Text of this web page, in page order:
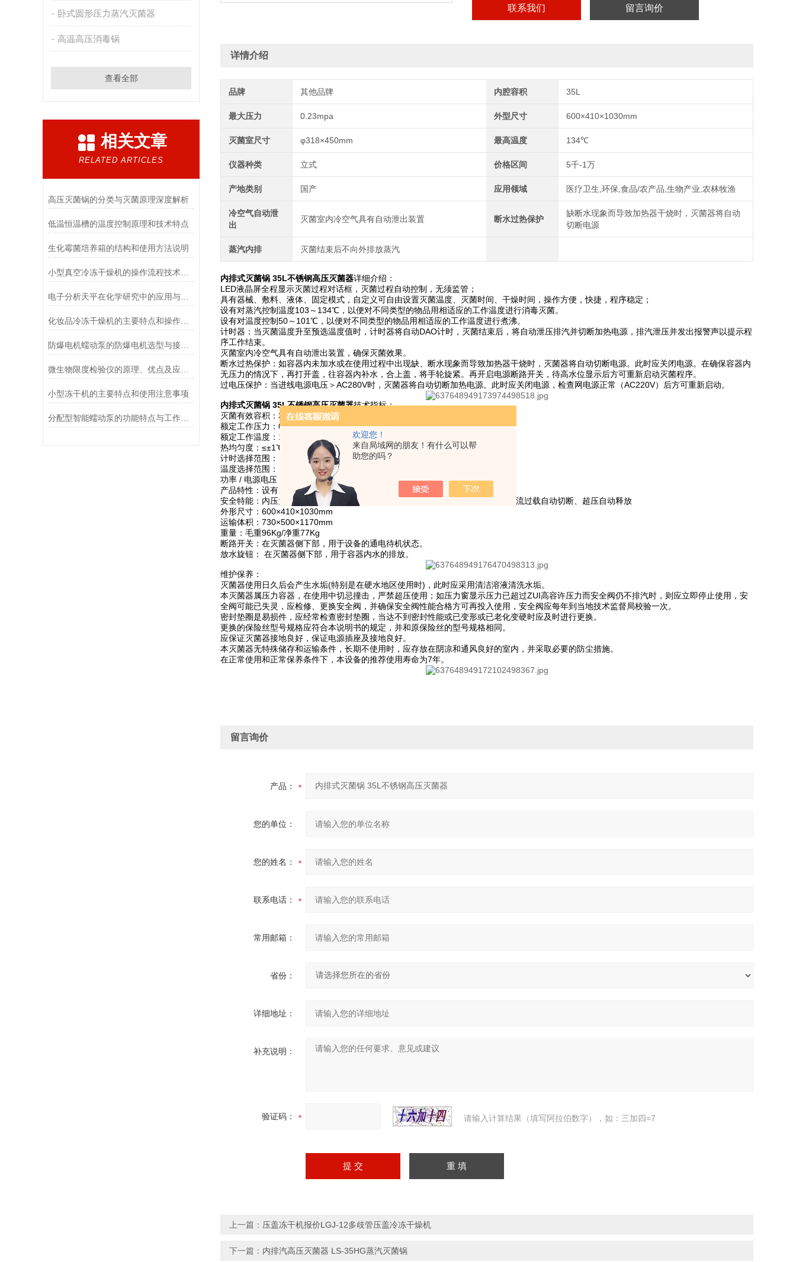
欢迎您！
来自局域网的朋友！有什么可以帮
助您的吗？
卧式圆形压力蒸汽灭菌器
高温高压消毒锅
查看全部
相关文章
RELATED ARTICLES
高压灭菌锅的分类与灭菌原理深度解析
低温恒温槽的温度控制原理和技术特点
生化霉菌培养箱的结构和使用方法说明
小型真空冷冻干燥机的操作流程技术详解
电子分析天平在化学研究中的应用与优势说明
化妆品冷冻干燥机的主要特点和操作管理方法介绍
防爆电机蠕动泵的防爆电机选型与接线要求
小型冻干机的主要特点和使用注意事项
分配型智能蠕动泵的功能特点与工作模式介绍
联系我们 留言询价
详情介绍
品牌 其他品牌 内腔容积 35L
最大压力 0.23mpa 外型尺寸 600×410×1030mm
灭菌室尺寸 φ318×450mm 最高温度 134℃
仪器种类 立式 价格区间 5千-1万
产地类别 国产 应用领域 医疗卫生,环保,食品/农产品,生物产业,农林牧渔
冷空气自动泄
出
灭菌室内冷空气具有自动泄出装置 断水过热保护
缺断水现象而导致加热器干烧时，灭菌器将自动
切断电源
蒸汽内排 灭菌结束后不向外排放蒸汽
内排式灭菌锅 35L不锈钢高压灭菌器详细介绍：
LED液晶屏全程显示灭菌过程对话框，灭菌过程自动控制，无须监管；
具有器械、敷料、液体、固定模式，自定义可自由设置灭菌温度、灭菌时间、干燥时间，操作方便，快捷，程序稳定；
设有对蒸汽控制温度103～134℃，以便对不同类型的物品用相适应的工作温度进行消毒灭菌。
设有对温度控制50～101℃，以便对不同类型的物品用相适应的工作温度进行煮沸。
计时器：当灭菌温度升至预选温度值时，计时器将自动DAO计时，灭菌结束后，将自动泄压排汽并切断加热电源，排汽泄压并发出报警声以提示程
序工作结束。
灭菌室内冷空气具有自动泄出装置，确保灭菌效果。
断水过热保护：如容器内未加水或在使用过程中出现缺、断水现象而导致加热器干烧时，灭菌器将自动切断电源。此时应关闭电源。在确保容器内
无压力的情况下，再打开盖，往容器内补水，合上盖，将手轮旋紧。再开启电源断路开关，待高水位显示后方可重新启动灭菌程序。
过电压保护：当进线电源电压＞AC280V时，灭菌器将自动切断加热电源。此时应关闭电源，检查网电源正常（AC220V）后方可重新启动。
内排式灭菌锅 35L不锈钢高压灭菌器技术指标：
灭菌有效容积：35L
额定工作压力：0.22MPa
额定工作温度：134℃
热均匀度：≤±1℃
计时选择范围： 0～99min
温度选择范围： 0～134℃
功率 / 电源电压：2.5KW /AC220V.50Hz
产品特性：设有自动进水、灭菌、计时、排汽全自动功能
安全特能：内压大于0.027MPa时门不能打开，具有自锁功能，断水过热保护、电流过载自动切断、超压自动释放
外形尺寸：600×410×1030mm
运输体积：730×500×1170mm
重量：毛重96Kg/净重77Kg
断路开关：在灭菌器侧下部，用于设备的通电待机状态。
放水旋钮： 在灭菌器侧下部，用于容器内水的排放。
维护保养：
灭菌器使用日久后会产生水垢(特别是在硬水地区使用时)，此时应采用清洁溶液清洗水垢。
本灭菌器属压力容器，在使用中切忌撞击，严禁超压使用；如压力窗显示压力已超过ZUI高容许压力而安全阀仍不排汽时，则应立即停止使用，安
全阀可能已失灵，应检修、更换安全阀，并确保安全阀性能合格方可再投入使用，安全阀应每年到当地技术监督局校验一次。
密封垫圈是易损件，应经常检查密封垫圈，当达不到密封性能或已变形或已老化变硬时应及时进行更换。
更换的保险丝型号规格应符合本说明书的规定，并和原保险丝的型号规格相同。
应保证灭菌器接地良好，保证电源插座及接地良好。
本灭菌器无特殊储存和运输条件，长期不使用时，应存放在阴凉和通风良好的室内，并采取必要的防尘措施。
在正常使用和正常保养条件下，本设备的推荐使用寿命为7年。
留言询价
产品：
您的单位：
您的姓名：
联系电话：
常用邮箱：
省份：
详细地址：
补充说明：
验证码： 请输入计算结果（填写阿拉伯数字），如：三加四=7
上一篇： 压盖冻干机报价LGJ-12多歧管压盖冷冻干燥机
下一篇： 内排汽高压灭菌器 LS-35HG蒸汽灭菌锅